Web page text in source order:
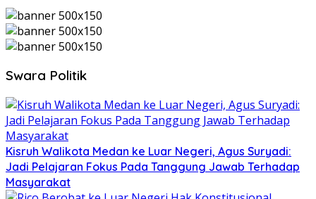
Swara Politik
Kisruh Walikota Medan ke Luar Negeri, Agus Suryadi:
Jadi Pelajaran Fokus Pada Tanggung Jawab Terhadap
Masyarakat